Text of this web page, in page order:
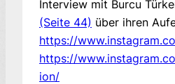
Interview mit Burcu
(Seite 44) über ihren
https://
https://
ion/